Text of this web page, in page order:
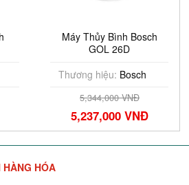
Máy Thủy Bình Bosch
GOL 26D
Thương hiệu: Bosch
5,344,000 VNĐ
5,237,000 VNĐ
HÀNG HÓA